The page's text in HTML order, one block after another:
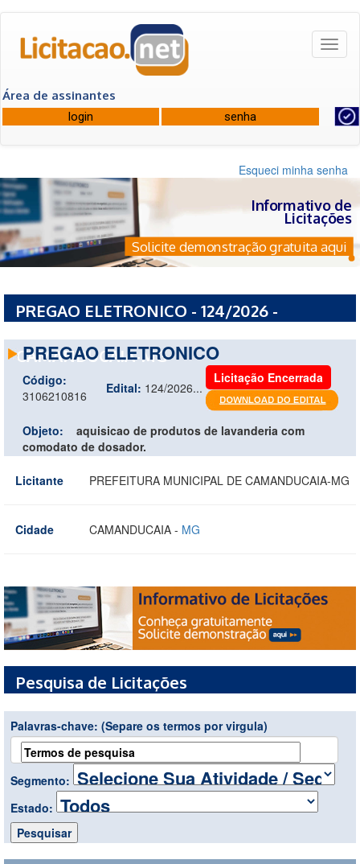
Área de assinantes
Esqueci minha senha
Informativo de
Licitações
Solicite demonstração gratuita aqui
PREGAO ELETRONICO - 124/2026 -
CAMANDUCAIA-MG
PREGAO ELETRONICO
Código:
3106210816
Edital: 124/2026...
Licitação Encerrada
Objeto:
aquisicao de produtos de lavanderia com
comodato de dosador.
Licitante PREFEITURA MUNICIPAL DE CAMANDUCAIA-MG
Cidade CAMANDUCAIA - MG
Pesquisa de Licitações
Palavras-chave: (Separe os termos por virgula)
Segmento:
Estado: